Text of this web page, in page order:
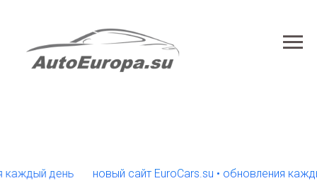
день новый сайт EuroCars.su • обновления каждый